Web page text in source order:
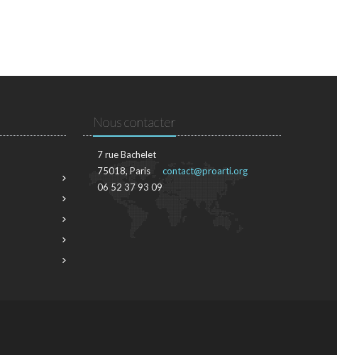
Nous contacter
7 rue Bachelet
75018, Paris
06 52 37 93 09
contact@proarti.org